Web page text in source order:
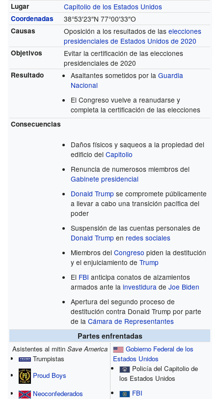
Lugar Capitolio de los Estados Unidos
Coordenadas 38°53′23″N 77°00′33″O
Causas Oposición a los resultados de laselecciones
presidenciales de Estados Unidos de 2020
Objetivos
Evitar la certificación de las elecciones
presidenciales de 2020
Resultado Asaltantes sometidos por la Guardia
Nacional
El Congreso vuelve a reanudarse y
completa la certificación de las elecciones
Consecuencias
Daños físicos y saqueos a la propiedad del
edificio del Capitolio
Renuncia de numerosos miembros del
Gabinete presidencial
Donald Trump se compromete públicamente
a llevar a cabo una transición pacífica del
poder
Suspensión de las cuentas personales de
Donald Trump en redes sociales
Miembros del Congreso piden la destitución
y el enjuiciamiento de Trump
El FBI anticipa conatos de alzamientos
armados ante la investidura de Joe Biden
Apertura del segundo proceso de
destitución contra Donald Trump por parte
de la Cámara de Representantes
Partes enfrentadas
Asistentes al mitin Save America
Trumpistas
Proud Boys
Neoconfederados
Gobierno Federal de los
Estados Unidos
Policía del Capitolio de
los Estados Unidos
FBI